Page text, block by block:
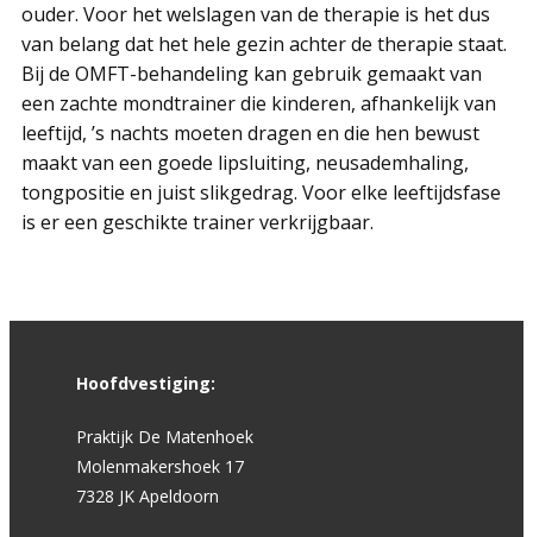
ouder. Voor het welslagen van de therapie is het dus
van belang dat het hele gezin achter de therapie staat.
Bij de OMFT-behandeling kan gebruik gemaakt van
een zachte mondtrainer die kinderen, afhankelijk van
leeftijd, ’s nachts moeten dragen en die hen bewust
maakt van een goede lipsluiting, neusademhaling,
tongpositie en juist slikgedrag. Voor elke leeftijdsfase
is er een geschikte trainer verkrijgbaar.
Hoofdvestiging:
Praktijk De Matenhoek
Molenmakershoek 17
7328 JK Apeldoorn